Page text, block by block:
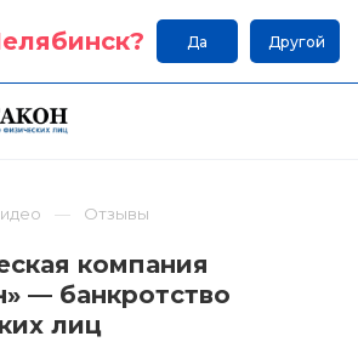
? Да Другой
Отзывы
компания
— банкротство
лиц